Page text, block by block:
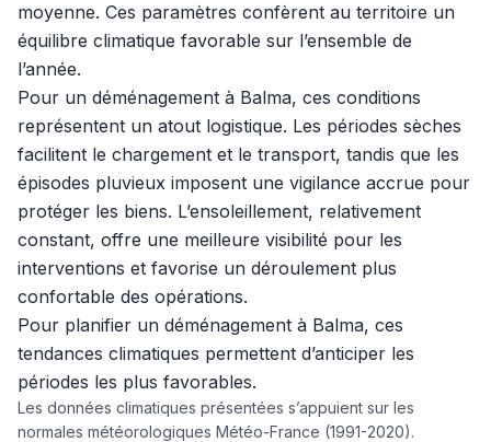
moyenne. Ces paramètres confèrent au territoire un
équilibre climatique favorable sur l’ensemble de
l’année.
Pour un déménagement à Balma, ces conditions
représentent un atout logistique. Les périodes sèches
facilitent le chargement et le transport, tandis que les
épisodes pluvieux imposent une vigilance accrue pour
protéger les biens. L’ensoleillement, relativement
constant, offre une meilleure visibilité pour les
interventions et favorise un déroulement plus
confortable des opérations.
Pour planifier un déménagement à Balma, ces
tendances climatiques permettent d’anticiper les
périodes les plus favorables.
Les données climatiques présentées s’appuient sur les
normales météorologiques Météo-France (1991-2020).